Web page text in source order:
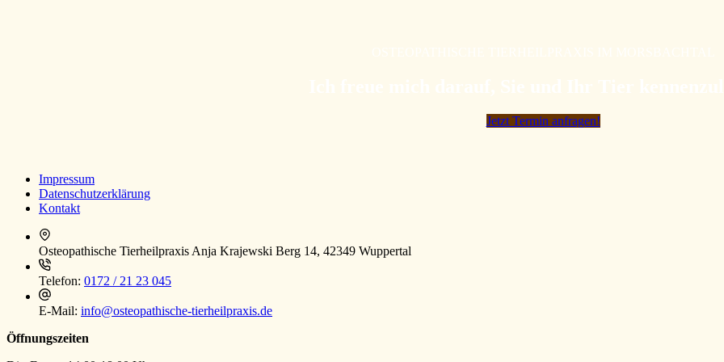
Jetzt Termin anfragen!
Impressum
Datenschutzerklärung
Kontakt
Osteopathische Tierheilpraxis Anja Krajewski Berg 14, 42349 Wuppertal
Telefon: 0172 / 21 23 045
E-Mail: info@osteopathische-tierheilpraxis.de
Öffnungszeiten